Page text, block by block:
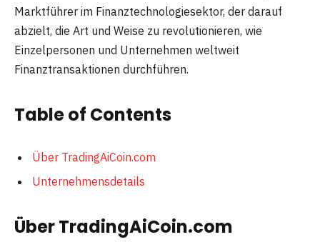
Marktführer im Finanztechnologiesektor, der darauf
abzielt, die Art und Weise zu revolutionieren, wie
Einzelpersonen und Unternehmen weltweit
Finanztransaktionen durchführen.
Table of Contents
Über TradingAiCoin.com
Unternehmensdetails
Über TradingAiCoin.com